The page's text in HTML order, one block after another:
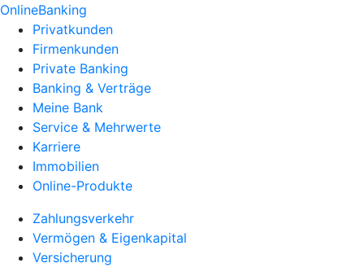
OnlineBanking
Privatkunden
Firmenkunden
Private Banking
Banking & Verträge
Meine Bank
Service & Mehrwerte
Karriere
Immobilien
Online-Produkte
Zahlungsverkehr
Vermögen & Eigenkapital
Versicherung